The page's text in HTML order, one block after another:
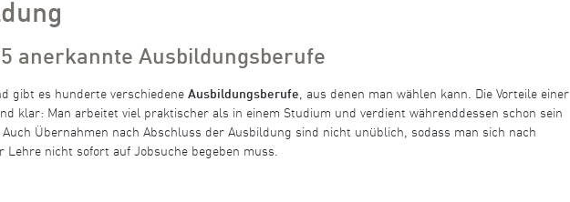
anerkannte Ausbildungsberufe
gibt es hunderte verschiedene Ausbildungsberufe, aus denen man wählen kann. Die Vorteile einer
klar: Man arbeitet viel praktischer als in einem Studium und verdient währenddessen schon sein
Auch Übernahmen nach Abschluss der Ausbildung sind nicht unüblich, sodass man sich nach
Lehre nicht sofort auf Jobsuche begeben muss.